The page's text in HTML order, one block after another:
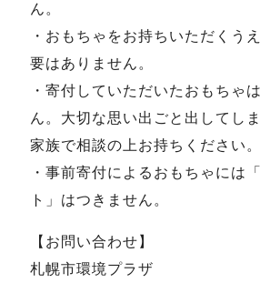
ん。
・おもちゃをお持ちいただくう
要はありません。
・寄付していただいたおもちゃ
ん。大切な思い出ごと出してし
家族で相談の上お持ちください。
・事前寄付によるおもちゃには
ト」はつきません。
【お問い合わせ】
札幌市環境プラザ